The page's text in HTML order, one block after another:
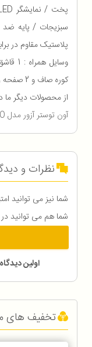
سبزیجات / پایه
پلاستیک مقاوم در
کوره صاف و 2 صفحه راه راه
از محصولات دیگر ما
آون توستر آزور مدل AZ-425TO
نظرات و
شما نیز می توانید
شما هم می توانید
اولین
تخفیف های